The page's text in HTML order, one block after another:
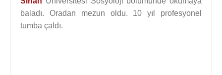
baladı. Oradan mezun oldu. 10 yıl profesyonel
tumba çaldı.